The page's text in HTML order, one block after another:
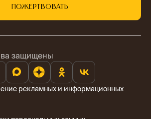
Пожертвовать
защищены
рекламных и информационных